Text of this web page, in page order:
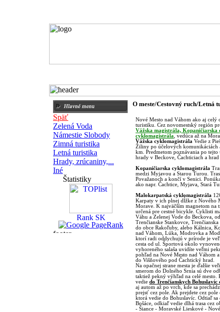
Späť
Zelená Voda
Námestie Slobody
Zimná turistika
Letná turistika
Hrady, zrúcaniny,...
Iné
Štatistiky
O meste/Cestovný ruch/Letná
Nové Mesto nad Váhom ako aj celý
turistiku. Cez novomestský región
Vážska magistrála,
cyklomagistrála , vedúca až na
Vážska cyklomagistrála Vedie z
Žiliny po účelových komunikáciách
km. Predmetom poznávania po tejto
hrady v Beckove, Čachticiach a
Kopaničiarska cyklomagistrála
medzi Myjavou a Starou Turou.
Považanoch a končí v Senici.
ako napr. Čachtice, Myjava, Stará
Malokarpatská cyklomagistrála
Karpaty v ich plnej dĺžke z Nového
Morave. K najväčším magnetom na
určená pre cestné bicykle. Cyklisti
Váhu a Zelenej Vode do Beckova,
Trenčianske Stankovce,
do obce Rakoľuby, alebo Kálnica,
nad Váhom, Lúka, Modrovka a
ktorí radi oddychujú v prírode je
cesta od ul. Športová okolo
vyhoreného salaša uvidíte veľmi
pohľad na Nové Mesto nad Váhom
do Višňového pod Čachtický hrad.
Na opačnej strane mesta je ďalšie
smerom do Dolného Srnia sú dve
taktiež pekný výhľad na celé mesto.
vedie do Trenčianskych Bohuslavíc
aj autom až po vrch, kde sa
prejsť cez pole. Ak prejdete cez pole
ktorá vedie do Bohuslavíc. Odtiaľ
Bošáce, odkiaľ vedie dlhá trasa cez
- Šiance - Moravské Lieskové -